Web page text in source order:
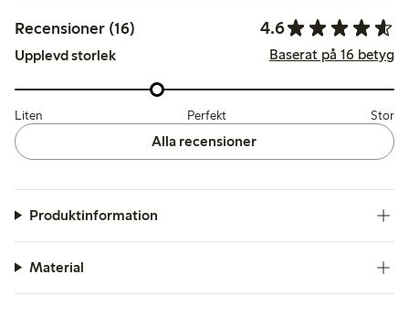
Recensioner (16) 4.6
Upplevd storlek Baserat på 16 betyg
Liten Perfekt Stor
Alla recensioner
Produktinformation
Material